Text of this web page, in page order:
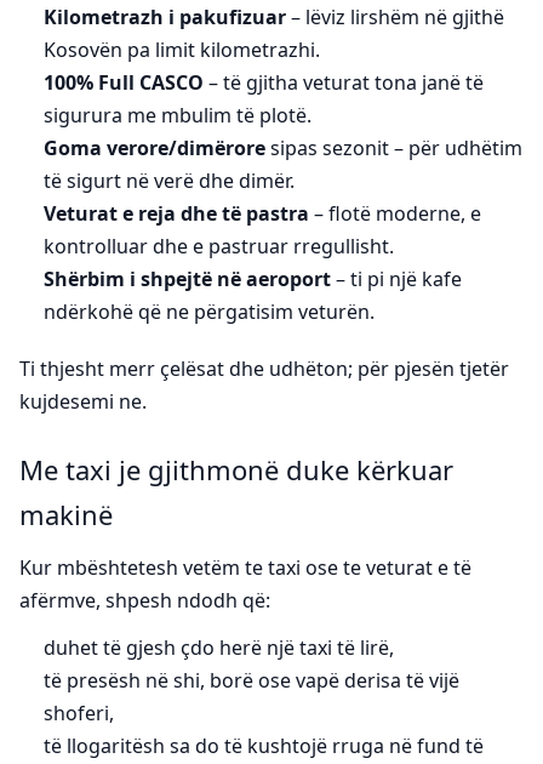
Kilometrazh i pakufizuar– lëviz lirshëm në gjithë
Kosovën pa limit kilometrazhi.
100% Full CASCO – të gjitha veturat tona janë të
sigurura me mbulim të plotë.
Goma verore/dimëroresipas sezonit – për udhëtim
të sigurt në verë dhe dimër.
Veturat e reja dhe të pastra – flotë moderne, e
kontrolluar dhe e pastruar rregullisht.
Shërbim i shpejtë në aeroport– ti pi një kafe
ndërkohë që ne përgatisim veturën.
Ti thjesht merr çelësat dhe udhëton; për pjesën tjetër
kujdesemi ne.
Me taxi je gjithmonë duke kërkuar
makinë
Kur mbështetesh vetëm te taxi ose te veturat e të
afërmve, shpesh ndodh që:
duhet të gjesh çdo herë një taxi të lirë,
të presësh në shi, borë ose vapë derisa të vijë
shoferi,
të llogaritësh sa do të kushtojë rruga në fund të